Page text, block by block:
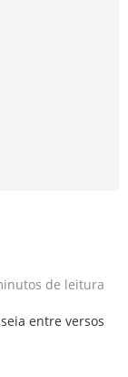
de leitura
entre versos